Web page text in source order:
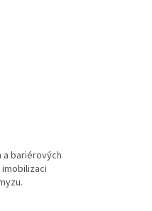
a bariérových